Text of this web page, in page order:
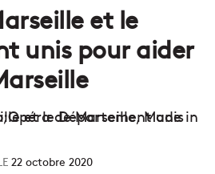
et le
unis pour aider
22 octobre 2020